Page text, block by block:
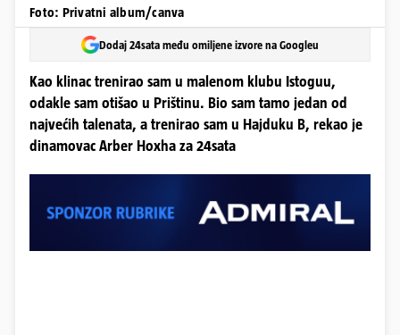
Foto: Privatni album/canva
Dodaj 24sata među omiljene izvore na Googleu
Kao klinac trenirao sam u malenom klubu Istoguu,
odakle sam otišao u Prištinu. Bio sam tamo jedan od
najvećih talenata, a trenirao sam u Hajduku B, rekao je
dinamovac Arber Hoxha za 24sata